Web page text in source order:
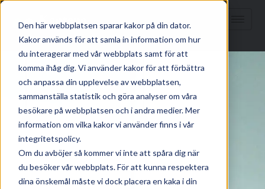
Den här webbplatsen sparar kakor på din dator.
Kakor används för att samla in information om hur
du interagerar med vår webbplats samt för att
komma ihåg dig. Vi använder kakor för att förbättra
och anpassa din upplevelse av webbplatsen,
sammanställa statistik och göra analyser om våra
besökare på webbplatsen och i andra medier. Mer
information om vilka kakor vi använder finns i vår
integritetspolicy.
Om du avböjer så kommer vi inte att spåra dig när
du besöker vår webbplats. För att kunna respektera
dina önskemål måste vi dock placera en kaka i din